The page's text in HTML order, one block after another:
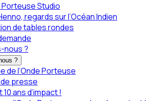
Porteuse Studio
regards sur l’Océan Indien
de tables rondes
nous ?
?
de l’Onde Porteuse
presse
ans d’impact !